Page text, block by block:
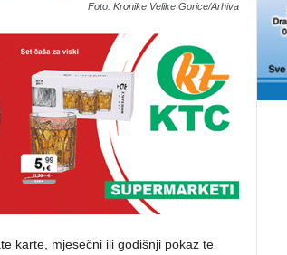
Foto: Kronike Velike Gorice/Arhiva
karte, mjesečni ili godišnji pokaz te